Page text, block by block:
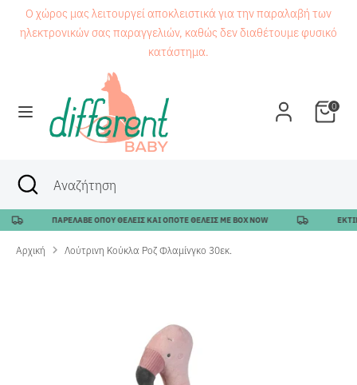
Μετάβαση
Ο χώρος μας λειτουργεί αποκλειστικά για την παραλαβή των
ηλεκτρονικών σας παραγγελιών, καθώς δεν διαθέτουμε φυσικό
κατάστημα.
0
Αναζήτηση
ΑναζήτησηΑναζήτηση
Κλείσιμο
αναζήτησης
ΠΑΡΕΛΑΒΕ ΟΠΟΥ ΘΕΛΕΙΣ ΚΑΙ ΟΠΟΤΕ ΘΕΛΕΙΣ ΜΕ BOX NOW
Αρχική Λούτρινη Κούκλα Ροζ Φλαμίνγκο 30εκ.